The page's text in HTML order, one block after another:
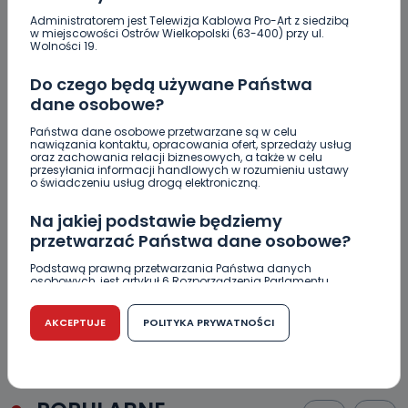
Administratorem jest Telewizja Kablowa Pro-Art z siedzibą
w miejscowości Ostrów Wielkopolski (63-400) przy ul.
Wolności 19.
Do czego będą używane Państwa
dane osobowe?
Państwa dane osobowe przetwarzane są w celu
nawiązania kontaktu, opracowania ofert, sprzedaży usług
oraz zachowania relacji biznesowych, a także w celu
przesyłania informacji handlowych w rozumieniu ustawy
o świadczeniu usług drogą elektroniczną.
Na jakiej podstawie będziemy
przetwarzać Państwa dane osobowe?
Podstawą prawną przetwarzania Państwa danych
osobowych, jest artykuł 6 Rozporządzenia Parlamentu
r. w sprawie ochrony osób fizycznych w związku z
przetwarzaniem danych osobowych w sprawie
swobodnego przepływu takich danych oraz uchylenia
dyrektywy 95/46/WE (RODO).
Czy jest możliwość cofnięcia zgody?
AKCEPTUJE POLITYKA PRYWATNOŚCI
REGION WIADOMOŚCI
Do 85 proc. dopłat do kotłów na biomasę.
Wnioski do środy
17.07.2017 08:45